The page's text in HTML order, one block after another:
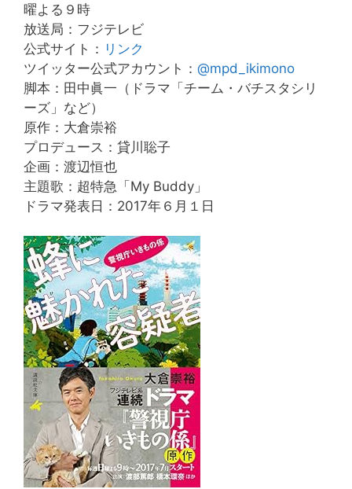
曜よる９時
放送局：フジテレビ
公式サイト： リンク
ツイッター公式アカウント： @mpd_ikimono
脚本：田中眞一（ドラマ「チーム・バチスタシリ
ーズ」など）
原作：大倉崇裕
プロデュース：貸川聡子
企画：渡辺恒也
主題歌：超特急「My Buddy」
ドラマ発表日：2017年６月１日